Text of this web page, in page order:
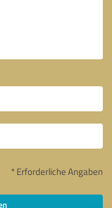
* Erforderliche Angaben